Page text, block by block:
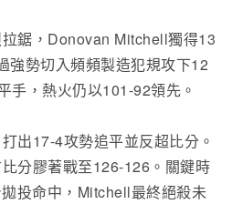
鋸，Donovan Mitchell獨得13
勢切入頻頻製造犯規攻下12
手，熱火仍以101-92領先。
出17-4攻勢追平並反超比分。
分膠著戰至126-126。關鍵時
投命中，Mitchell最終絕殺未